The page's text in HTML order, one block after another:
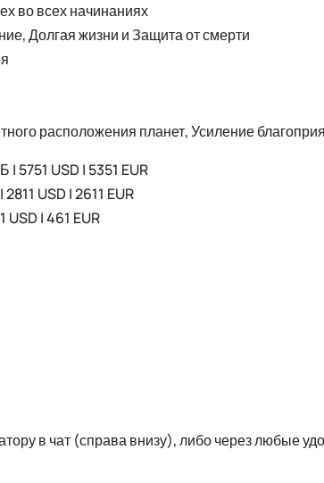
во всех начинаниях
Долгая жизни и Защита от смерти
расположения планет, Усиление
5751 USD | 5351 EUR
USD | 2611 EUR
| 461 EUR
в чат (справа внизу), либо через любые